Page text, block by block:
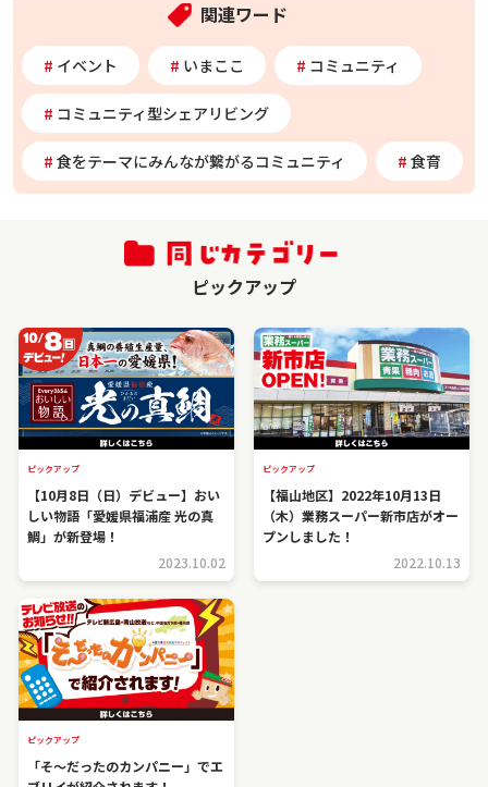
関連ワード
イベント いまここ コミュニティ
コミュニティ型シェアリビング
食をテーマにみんなが繋がるコミュニティ 食育
ピックアップ
ピックアップ
【10月8日（日）デビュー】おい
しい物語「愛媛県福浦産 光の真
鯛」が新登場！
2023.10.02
ピックアップ
【福山地区】2022年10月13日
（木）業務スーパー新市店がオー
プンしました！
2022.10.13
ピックアップ
「そ～だったのカンパニー」でエ